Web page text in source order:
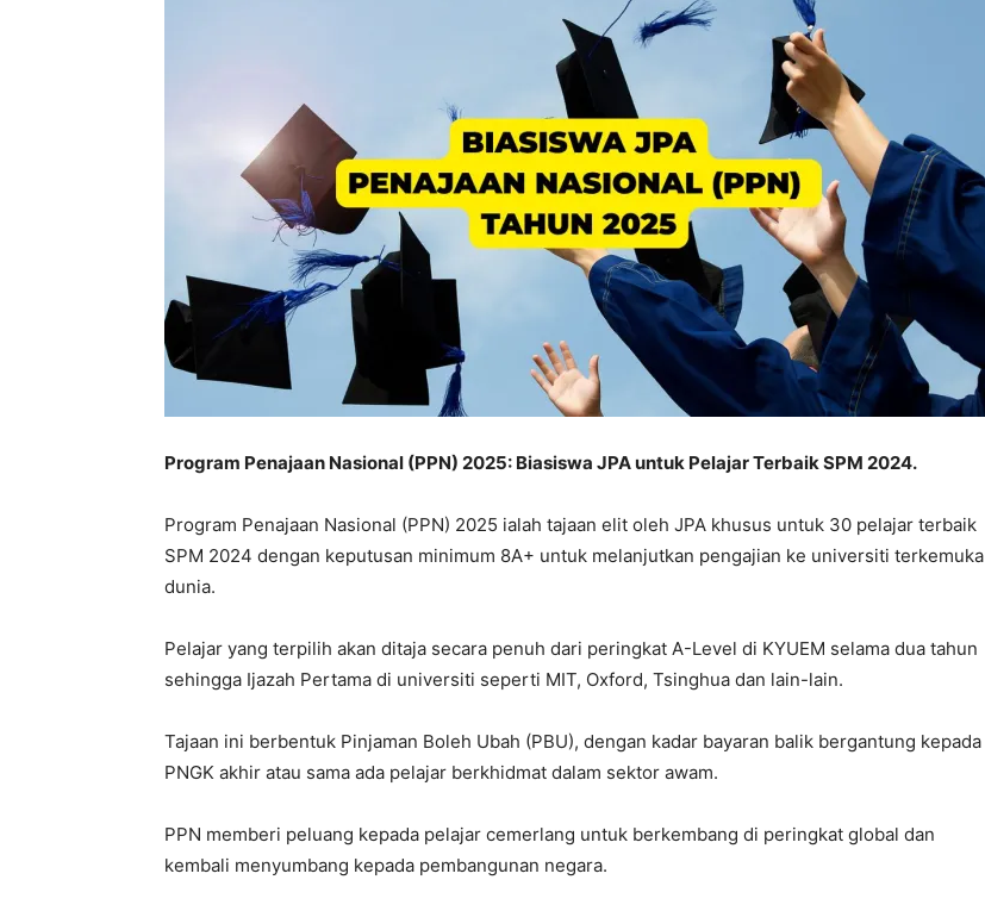
Program Penajaan Nasional (PPN) 2025: Biasiswa JPA untuk Pelajar Terbaik SPM 2024.
Program Penajaan Nasional (PPN) 2025 ialah tajaan elit oleh JPA khusus untuk 30 pelajar terbaik
SPM 2024 dengan keputusan minimum 8A+ untuk melanjutkan pengajian ke universiti terkemuka
dunia.
Pelajar yang terpilih akan ditaja secara penuh dari peringkat A-Level di KYUEM selama dua tahun
sehingga Ijazah Pertama di universiti seperti MIT, Oxford, Tsinghua dan lain-lain.
Tajaan ini berbentuk Pinjaman Boleh Ubah (PBU), dengan kadar bayaran balik bergantung kepada
PNGK akhir atau sama ada pelajar berkhidmat dalam sektor awam.
PPN memberi peluang kepada pelajar cemerlang untuk berkembang di peringkat global dan
kembali menyumbang kepada pembangunan negara.